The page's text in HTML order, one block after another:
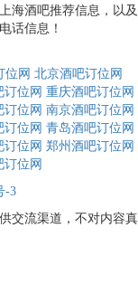
海酒吧推荐信息，以及
话信息！
位网 北京酒吧订位网
订位网 重庆酒吧订位网
订位网 南京酒吧订位网
订位网 青岛酒吧订位网
订位网 郑州酒吧订位网
订位网
-3
交流渠道，不对内容真